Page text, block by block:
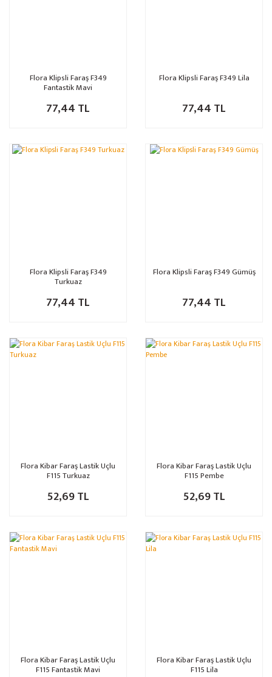
Flora Klipsli Faraş F349
Fantastik Mavi
77,44 TL
Flora Klipsli Faraş F349 Lila
77,44 TL
Flora Klipsli Faraş F349
Turkuaz
77,44 TL
Flora Klipsli Faraş F349 Gümüş
77,44 TL
Flora Kibar Faraş Lastik Uçlu
F115 Turkuaz
52,69 TL
Flora Kibar Faraş Lastik Uçlu
F115 Pembe
52,69 TL
Flora Kibar Faraş Lastik Uçlu
F115 Fantastik Mavi
Flora Kibar Faraş Lastik Uçlu
F115 Lila